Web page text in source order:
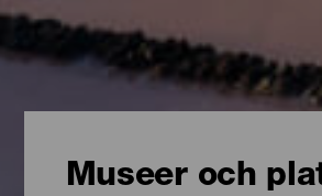
Museer och